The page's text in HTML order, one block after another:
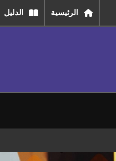
الرئيسية الدليل